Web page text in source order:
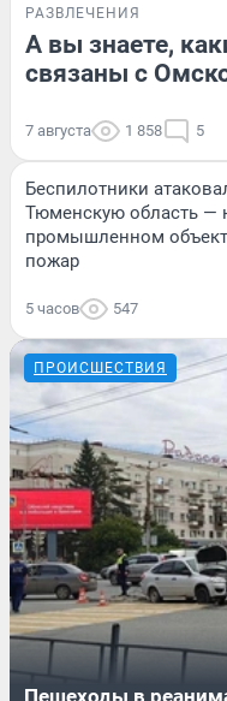
РАЗВЛЕЧЕНИЯ
А вы знаете,
связаны с
7 августа 1 858 5
Беспилотники
Тюменскую область —
промышленном
пожар
5 часов 547
ПРОИСШЕСТВИЯ